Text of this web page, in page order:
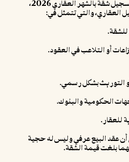
قبل الحديث عن رسوم تسجيل شقة بالشهر العقاري 2026،
العقاري، والتي تتمثل في:
للشقة.
أو التلاعب في العقود.
أو التوريث بشكل رسمي.
الحكومية والبنوك.
للعقار.
عقد البيع عرفي وليس له حجية
بلغت قيمة الشقة.